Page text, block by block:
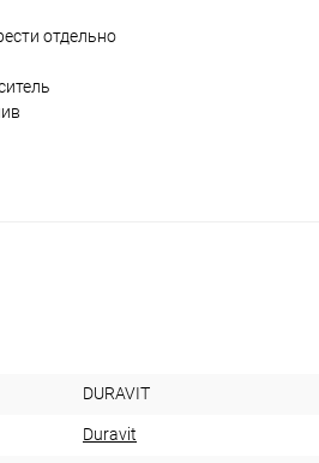
отдельно
DURAVIT
Duravit